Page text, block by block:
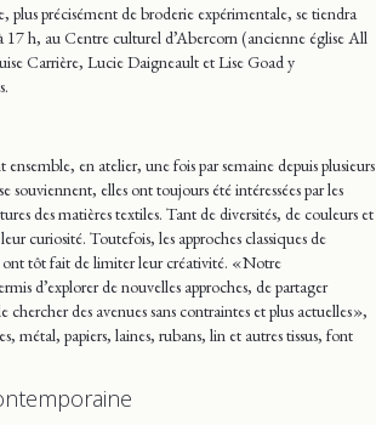
plus précisément de broderie expérimentale, se tiendra
17 h, au Centre culturel d’Abercorn (ancienne église All
Carrière, Lucie Daigneault et Lise Goad y
en atelier, une fois par semaine depuis plusieurs
souviennent, elles ont toujours été intéressées par les
des matières textiles. Tant de diversités, de couleurs et
curiosité. Toutefois, les approches classiques de
ont tôt fait de limiter leur créativité. « Notre
d’explorer de nouvelles approches, de partager
des avenues sans contraintes et plus actuelles »,
métal, papiers, laines, rubans, lin et autres tissus, font